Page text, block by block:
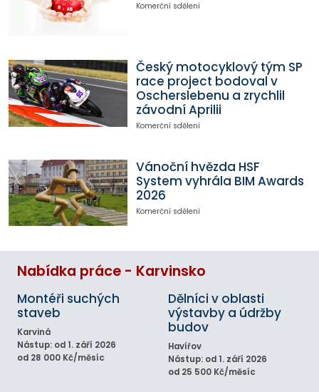
Komerční sdělení
Český motocyklový tým SP
race project bodoval v
Oscherslebenu a zrychlil
závodní Aprilii
Komerční sdělení
Vánoční hvězda HSF
System vyhrála BIM Awards
2026
Komerční sdělení
Nabídka práce - Karvinsko
Montéři suchých
staveb
Karviná
Nástup: od 1. září 2026
od 28 000 Kč/měsíc
Dělníci v oblasti
výstavby a údržby
budov
Havířov
Nástup: od 1. září 2026
od 25 500 Kč/měsíc